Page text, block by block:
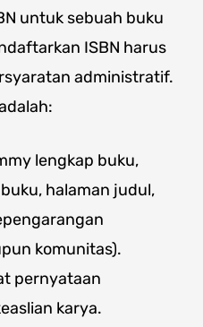
untuk sebuah buku
ISBN harus
administratif.
lengkap buku,
halaman judul,
komunitas).
pernyataan
karya.